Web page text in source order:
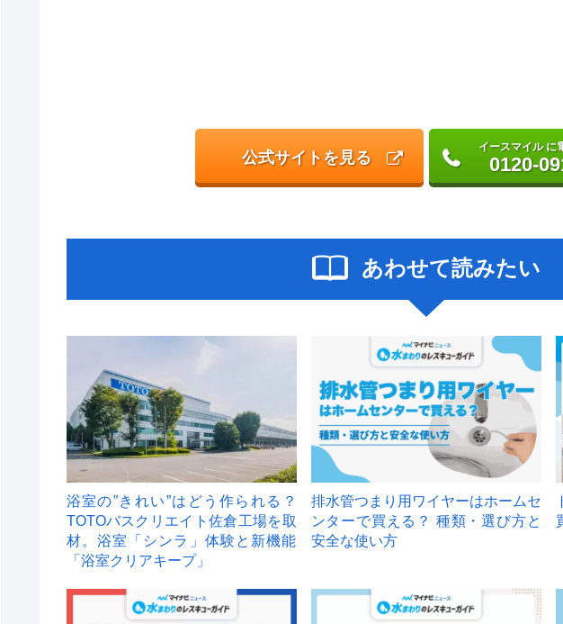
公式サイトを見る
イースマイル に
0120-
あわせて読みたい
浴室の”きれい”はどう作られる？
TOTOバスクリエイト佐倉工場を取
材。浴室「シンラ」体験と新機能
「浴室クリアキープ」
排水管つまり用ワイヤーはホームセ
ンターで買える？ 種類・選び方と
安全な使い方